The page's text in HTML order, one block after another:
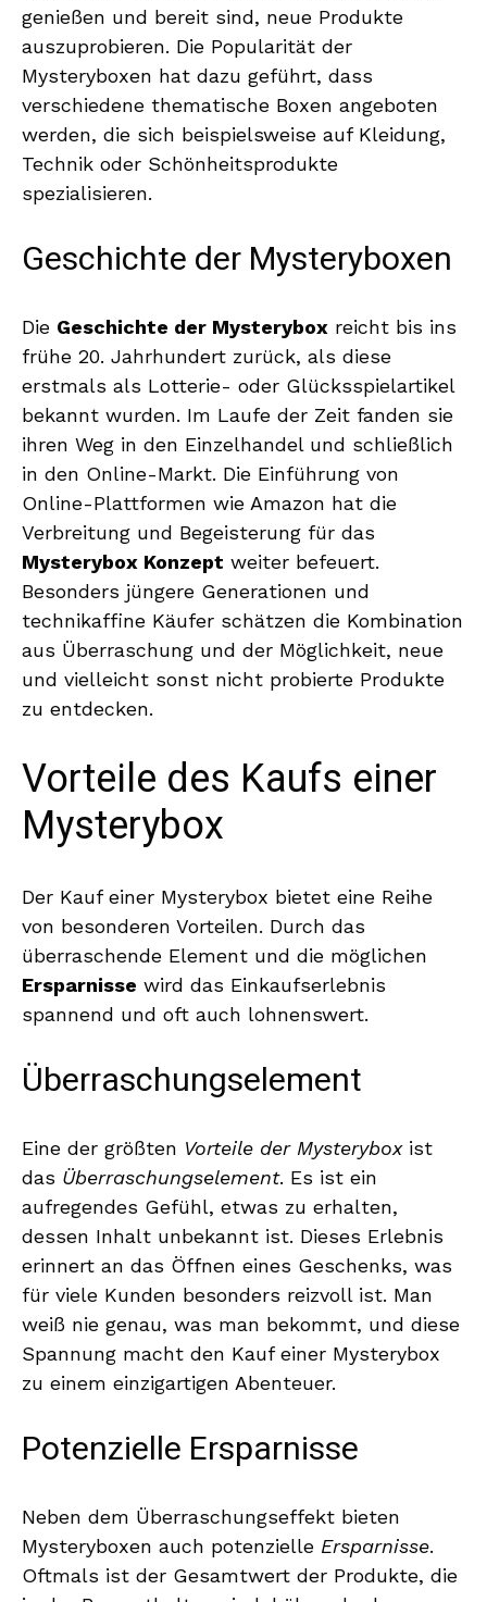
genießen und bereit sind, neue Produkte
auszuprobieren. Die Popularität der
Mysteryboxen hat dazu geführt, dass
verschiedene thematische Boxen angeboten
werden, die sich beispielsweise auf Kleidung,
Technik oder Schönheitsprodukte
spezialisieren.
Geschichte der Mysteryboxen
Die Geschichte der Mysterybox reicht bis ins
frühe 20. Jahrhundert zurück, als diese
erstmals als Lotterie- oder Glücksspielartikel
bekannt wurden. Im Laufe der Zeit fanden sie
ihren Weg in den Einzelhandel und schließlich
in den Online-Markt. Die Einführung von
Online-Plattformen wie Amazon hat die
Verbreitung und Begeisterung für das
Mysterybox Konzept weiter befeuert.
Besonders jüngere Generationen und
technikaffine Käufer schätzen die Kombination
aus Überraschung und der Möglichkeit, neue
und vielleicht sonst nicht probierte Produkte
zu entdecken.
Vorteile des Kaufs einer
Mysterybox
Der Kauf einer Mysterybox bietet eine Reihe
von besonderen Vorteilen. Durch das
überraschende Element und die möglichen
Ersparnisse wird das Einkaufserlebnis
spannend und oft auch lohnenswert.
Überraschungselement
Eine der größten Vorteile der Mysteryboxist
das Überraschungselement. Es ist ein
aufregendes Gefühl, etwas zu erhalten,
dessen Inhalt unbekannt ist. Dieses Erlebnis
erinnert an das Öffnen eines Geschenks, was
für viele Kunden besonders reizvoll ist. Man
weiß nie genau, was man bekommt, und diese
Spannung macht den Kauf einer Mysterybox
zu einem einzigartigen Abenteuer.
Potenzielle Ersparnisse
Neben dem Überraschungseffekt bieten
Mysteryboxen auch potenzielle Ersparnisse.
Oftmals ist der Gesamtwert der Produkte, die